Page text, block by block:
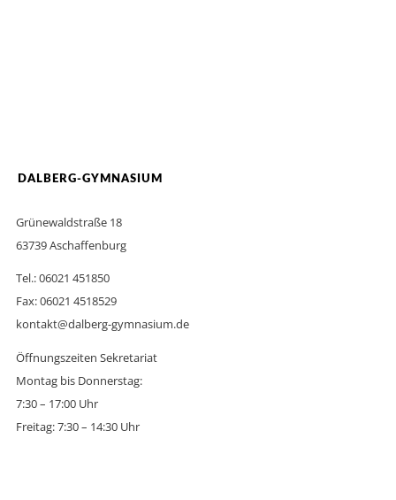
DALBERG-GYMNASIUM
Grünewaldstraße 18
63739 Aschaffenburg
Tel.: 06021 451850
Fax: 06021 4518529
kontakt@dalberg-gymnasium.de
Öffnungszeiten Sekretariat
Montag bis Donnerstag:
7:30 – 17:00 Uhr
Freitag: 7:30 – 14:30 Uhr